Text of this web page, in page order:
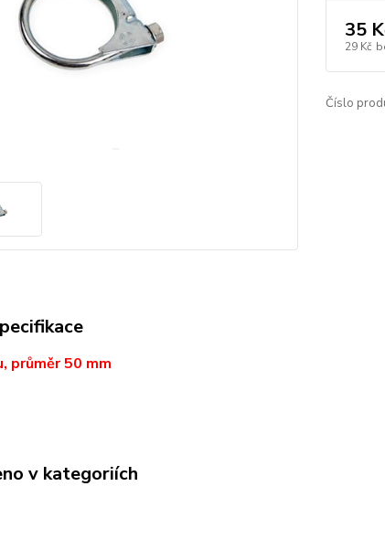
35
29 Kč
Číslo
průměr 50 mm
v kategoriích